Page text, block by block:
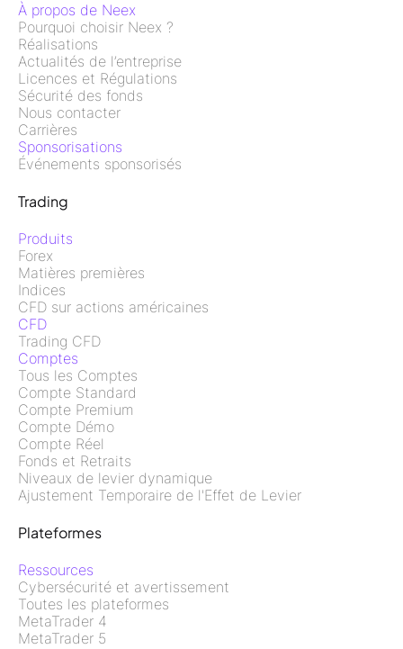
À propos de Neex
Pourquoi choisir Neex ?
Réalisations
Actualités de l’entreprise
Licences et Régulations
Sécurité des fonds
Nous contacter
Carrières
Sponsorisations
Événements sponsorisés
Trading
Produits
Forex
Matières premières
Indices
CFD sur actions américaines
CFD
Trading CFD
Comptes
Tous les Comptes
Compte Standard
Compte Premium
Compte Démo
Compte Réel
Fonds et Retraits
Niveaux de levier dynamique
Ajustement Temporaire de l'Effet de Levier
Plateformes
Ressources
Cybersécurité et avertissement
Toutes les plateformes
MetaTrader 4
MetaTrader 5